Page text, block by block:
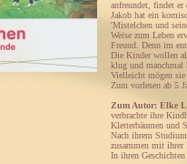
anfreundet, findet er
Jakob hat ein
'Mistelchen und
Weise zum Leben
Freund. Denn im
Die Kinder wollen
klug und manchmal
Vielleicht mögen sie
Zum vorlesen ab 5
Zum Autor: Elke
verbrachte ihre
Kletterbäumen und
Nach ihrem
zusammen mit ihrer
In ihren